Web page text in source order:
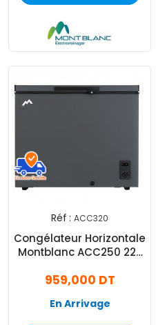
Réf : ACC320
Congélateur Horizontale
Montblanc ACC250 227
959,000 DT
En Arrivage